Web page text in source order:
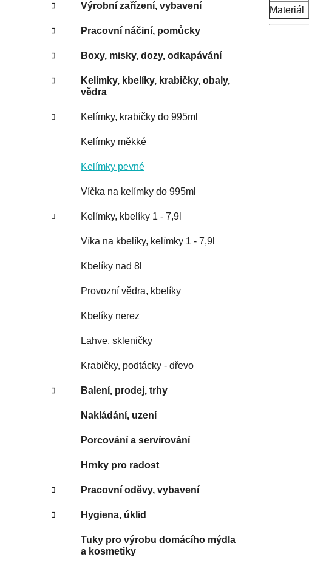
Výrobní zařízení, vybavení
Pracovní náčiní, pomůcky
Boxy, misky, dozy, odkapávání
Kelímky, kbelíky, krabičky, obaly,
vědra
Kelímky, krabičky do 995ml
Kelímky měkké
Kelímky pevné
Víčka na kelímky do 995ml
Kelímky, kbelíky 1 - 7,9l
Víka na kbelíky, kelímky 1 - 7,9l
Kbelíky nad 8l
Provozní vědra, kbelíky
Kbelíky nerez
Lahve, skleničky
Krabičky, podtácky - dřevo
Balení, prodej, trhy
Nakládání, uzení
Porcování a servírování
Hrnky pro radost
Pracovní oděvy, vybavení
Hygiena, úklid
Tuky pro výrobu domácího mýdla
a kosmetiky
Materiál